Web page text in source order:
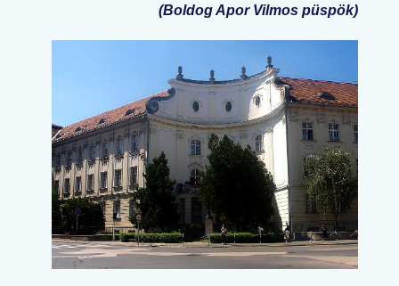
(Boldog Apor Vilmos püspök)